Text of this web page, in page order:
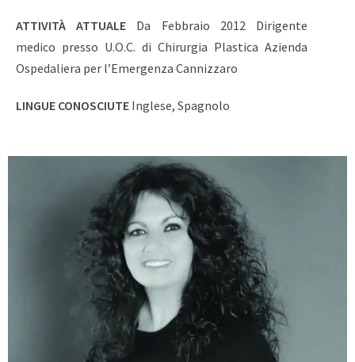
ATTIVITÀ ATTUALE Da Febbraio 2012 Dirigente
medico presso U.O.C. di Chirurgia Plastica Azienda
Ospedaliera per l’Emergenza Cannizzaro
LINGUE CONOSCIUTE Inglese, Spagnolo